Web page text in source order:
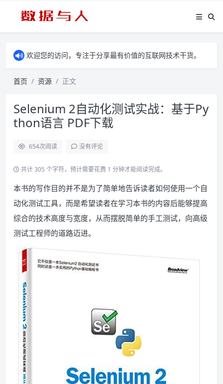
欢迎您的访问，专注于分享最有价值的互联网技术干货。
首页 资源 正文
Selenium 2自动化测试实战：基于Py
thon语言 PDF下载
654次阅读 没有评论
共计 305 个字符，预计需要花费 1 分钟才能阅读完成。
本书的写作目的并不是为了简单地告诉读者如何使用一个自
动化测试工具，而是希望读者在学习本书的内容后能够提高
综合的技术高度与宽度，从而摆脱简单的手工测试，向高级
测试工程师的道路迈进。